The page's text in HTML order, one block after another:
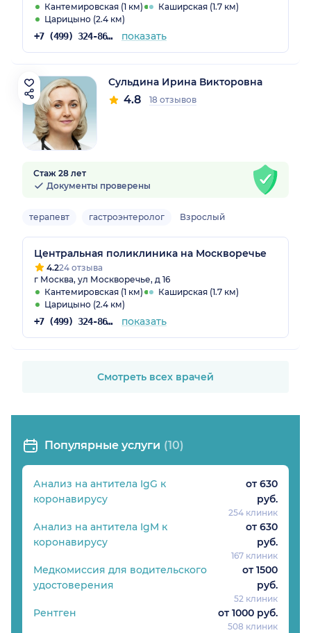
Кантемировская (1 км)
Каширская (1.7 км)
Царицыно (2.4 км)
+7 (499) 324-86-56 показать
Сульдина Ирина Викторовна
4.8 18 отзывов
Стаж 28 лет
Документы проверены
терапевт гастроэнтеролог Взрослый
Центральная поликлиника на Москворечье
4.224 отзыва
г Москва, ул Москворечье, д 16
Кантемировская (1 км)
Каширская (1.7 км)
Царицыно (2.4 км)
+7 (499) 324-86-65 показать
Смотреть всех врачей
Популярные услуги (10)
Анализ на антитела IgG к
коронавирусу
от 630
руб.
254 клиник
Анализ на антитела IgM к
коронавирусу
от 630
руб.
167 клиник
Медкомиссия для водительского
удостоверения
от 1500
руб.
52 клиник
Рентген от 1000 руб.
508 клиник